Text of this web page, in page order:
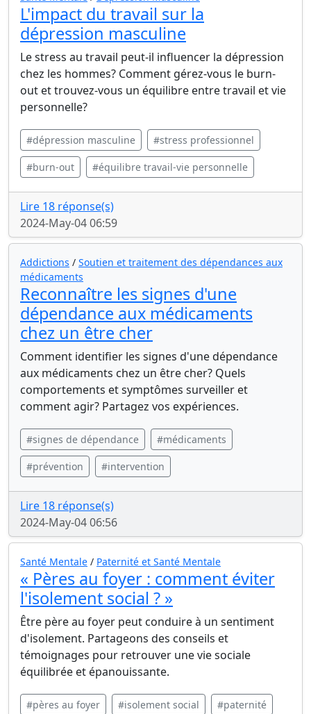
L'impact du travail sur la
dépression masculine
Le stress au travail peut-il influencer la dépression
chez les hommes? Comment gérez-vous le burn-
out et trouvez-vous un équilibre entre travail et vie
personnelle?
#dépression masculine #stress professionnel
#burn-out #équilibre travail-vie personnelle
Lire 18 réponse(s)
2024-May-04 06:59
Addictions / Soutien et traitement des dépendances aux
médicaments
Reconnaître les signes d'une
dépendance aux médicaments
chez un être cher
Comment identifier les signes d'une dépendance
aux médicaments chez un être cher? Quels
comportements et symptômes surveiller et
comment agir? Partagez vos expériences.
#signes de dépendance #médicaments
#prévention #intervention
Lire 18 réponse(s)
2024-May-04 06:56
Santé Mentale / Paternité et Santé Mentale
« Pères au foyer : comment éviter
l'isolement social ? »
Être père au foyer peut conduire à un sentiment
d'isolement. Partageons des conseils et
témoignages pour retrouver une vie sociale
équilibrée et épanouissante.
#pères au foyer #isolement social #paternité